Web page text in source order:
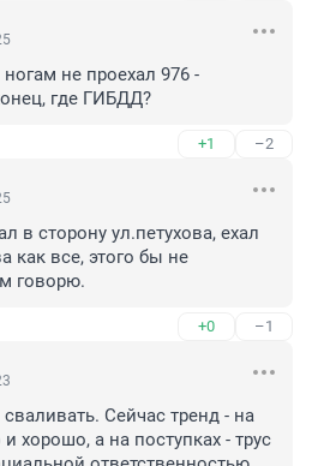
не проехал 976 -
где ГИБДД?
+1 –2
в сторону ул.петухова, ехал
как все, этого бы не
говорю.
+0 –1
Сейчас тренд - на
хорошо, а на поступках - трус